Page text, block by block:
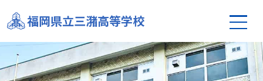
福岡県立三潴高等学校